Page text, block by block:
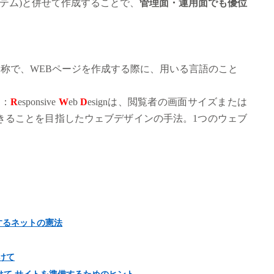
ム)と併せて作成することで、 管理面・運用面でも優位
称で、WEBページを作成する際に、用いる言語のこと
Responsive Web Designは、閲覧者の画面サイズまたは
ことを目指したウェブデザインの手法。1つのウェブ
るネットの憲法
て